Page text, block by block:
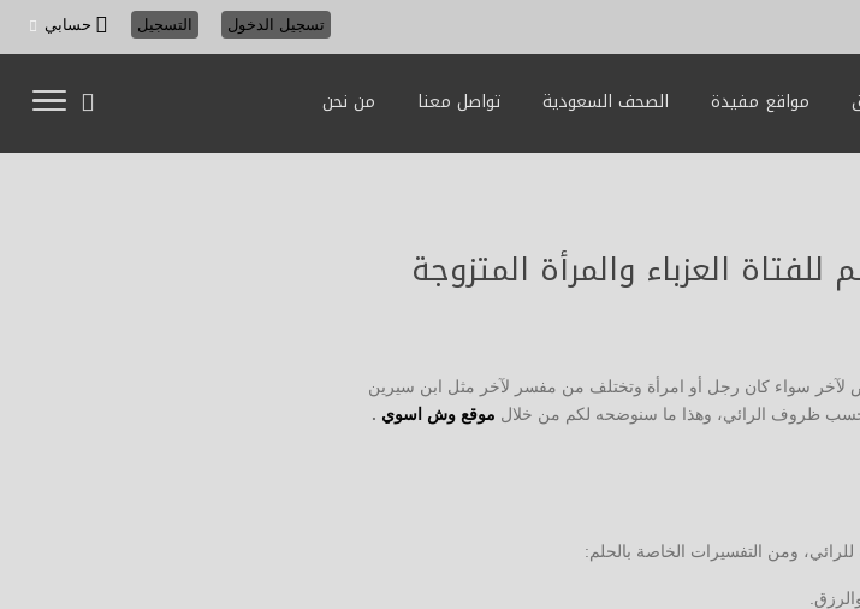
تسجيل الدخول التسجيل حسابي
مواقع مفيدة الصحف السعودية تواصل معنا من نحن
العزباء والمرأة المتزوجة
سواء كان رجل أو امرأة وتختلف من مفسر لآخر مثل ابن سيرين
ظروف الرائي، وهذا ما سنوضحه لكم من خلال موقع وش اسوي .
ومن التفسيرات الخاصة بالحلم: